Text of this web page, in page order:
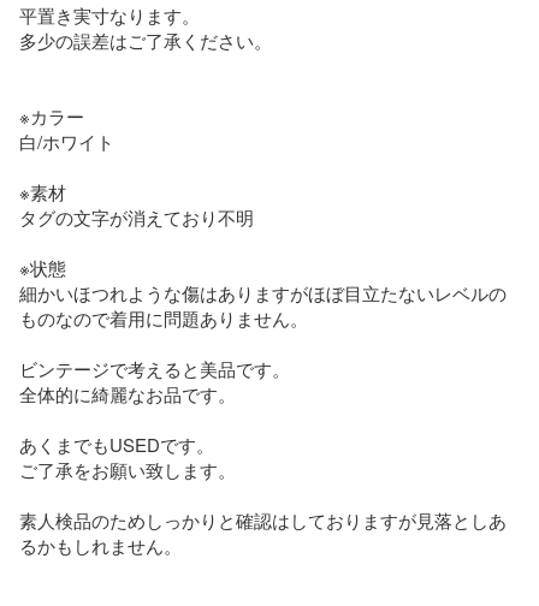
平置き実寸なります。
多少の誤差はご了承ください。
※カラー
白/ホワイト
※素材
タグの文字が消えており不明
※状態
細かいほつれような傷はありますがほぼ目立たないレベルの
ものなので着用に問題ありません。
ビンテージで考えると美品です。
全体的に綺麗なお品です。
あくまでもUSEDです。
ご了承をお願い致します。
素人検品のためしっかりと確認はしておりますが見落としあ
るかもしれません。